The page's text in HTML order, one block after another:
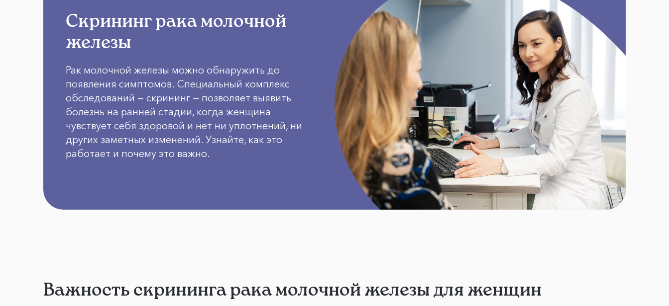
Скрининг рака молочной
железы
Рак молочной железы можно обнаружить до
появления симптомов. Специальный комплекс
обследований — скрининг — позволяет выявить
болезнь на ранней стадии, когда женщина
чувствует себя здоровой и нет ни уплотнений, ни
других заметных изменений. Узнайте, как это
работает и почему это важно.
Важность скрининга рака молочной железы для женщин